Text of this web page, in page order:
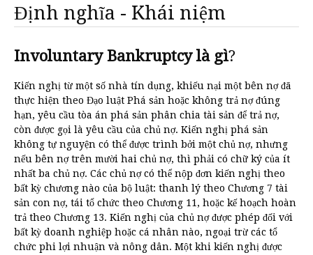
Định nghĩa - Khái niệm
Involuntary Bankruptcy là gì?
Kiến nghị từ một số nhà tín dụng, khiếu nại một bên nợ đã
thực hiện theo Đạo luật Phá sản hoặc không trả nợ đúng
hạn, yêu cầu tòa án phá sản phân chia tài sản để trả nợ,
còn được gọi là yêu cầu của chủ nợ. Kiến nghị phá sản
không tự nguyện có thể được trình bởi một chủ nợ, nhưng
nếu bên nợ trên mười hai chủ nợ, thì phải có chữ ký của ít
nhất ba chủ nợ. Các chủ nợ có thể nộp đơn kiến nghị theo
bất kỳ chương nào của bộ luật: thanh lý theo Chương 7 tài
sản con nợ, tái tổ chức theo Chương 11, hoặc kế hoạch hoàn
trả theo Chương 13. Kiến nghị của chủ nợ được phép đối với
bất kỳ doanh nghiệp hoặc cá nhân nào, ngoại trừ các tổ
chức phi lợi nhuận và nông dân. Một khi kiến nghị được